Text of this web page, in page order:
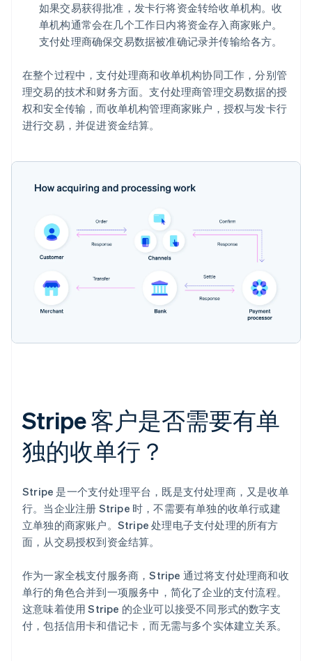
如果交易获得批准，发卡行将资金转给收单机构。收
单机构通常会在几个工作日内将资金存入商家账户。
支付处理商确保交易数据被准确记录并传输给各方。
在整个过程中，支付处理商和收单机构协同工作，分别管
理交易的技术和财务方面。支付处理商管理交易数据的授
权和安全传输，而收单机构管理商家账户，授权与发卡行
进行交易，并促进资金结算。
Stripe 客户是否需要有单
独的收单行？
Stripe 是一个支付处理平台，既是支付处理商，又是收单
行。当企业注册 Stripe 时，不需要有单独的收单行或建
立单独的商家账户。Stripe 处理电子支付处理的所有方
面，从交易授权到资金结算。
作为一家全栈支付服务商，Stripe 通过将支付处理商和收
单行的角色合并到一项服务中，简化了企业的支付流程。
这意味着使用 Stripe 的企业可以接受不同形式的数字支
付，包括信用卡和借记卡，而无需与多个实体建立关系。